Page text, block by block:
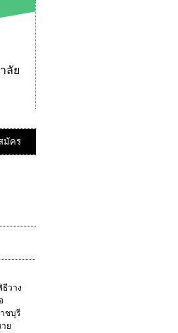
ลัย
มัคร
วาง
ชบุรี
ย